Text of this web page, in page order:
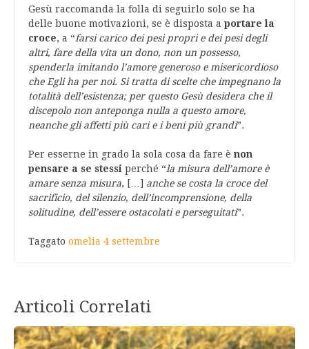
Gesù raccomanda la folla di seguirlo solo se ha
delle buone motivazioni, se è disposta a portare la
croce, a “farsi carico dei pesi propri e dei pesi degli
altri, fare della vita un dono, non un possesso,
spenderla imitando l’amore generoso e misericordioso
che Egli ha per noi. Si tratta di scelte che impegnano la
totalità dell’esistenza; per questo Gesù desidera che il
discepolo non anteponga nulla a questo amore,
neanche gli affetti più cari e i beni più grandi”.
Per esserne in grado la sola cosa da fare è non
pensare a se stessi perché “la misura dell’amore è
amare senza misura, […] anche se costa la croce del
sacrificio, del silenzio, dell’incomprensione, della
solitudine, dell’essere ostacolati e perseguitati”.
Taggato omelia 4 settembre
Articoli Correlati